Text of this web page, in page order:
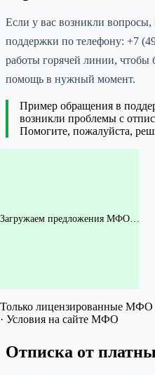
Если у вас возникли
поддержки по телефону: +7
работы горячей линии, чтобы
помощь в нужный момент.
Пример обращения в
возникли проблемы с
Помогите, пожалуйста,
Загружаем предложения МФО…
Только лицензированные МФО
· Условия на сайте МФО
Отписка от